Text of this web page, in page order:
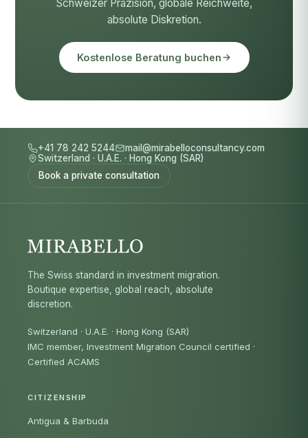
Schweizer Präzision, globale Reichweite,
absolute Diskretion.
Kostenlose Beratung buchen
+41 78 242 5244
mail@mirabelloconsultancy.com
Switzerland · U.A.E. · Hong Kong (SAR)
Book a private consultation
The Swiss standard in investment migration.
Boutique expertise, global reach, absolute
discretion.
Switzerland · U.A.E. · Hong Kong (SAR)
IMC member, Investment Migration Council certified ·
Certified ACAMS
CITIZENSHIP
Antigua & Barbuda